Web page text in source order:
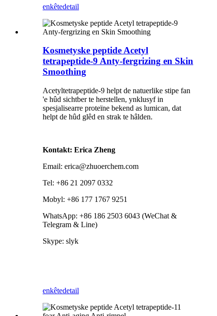
enkêtedetail
Kosmetyske peptide Acetyl
tetrapeptide-9 Anty-fergrizing en Skin
Smoothing
Acetyltetrapeptide-9 helpt de natuerlike stipe fan
'e hûd sichtber te herstellen, ynklusyf in
spesjalisearre proteïne bekend as lumican, dat
helpt de hûd glêd en strak te hâlden.
Kontakt: Erica Zheng
Email: erica@zhuoerchem.com
Tel: +86 21 2097 0332
Mobyl: +86 177 1767 9251
WhatsApp: +86 186 2503 6043 (WeChat &
Telegram & Line)
Skype: slyk
enkêtedetail